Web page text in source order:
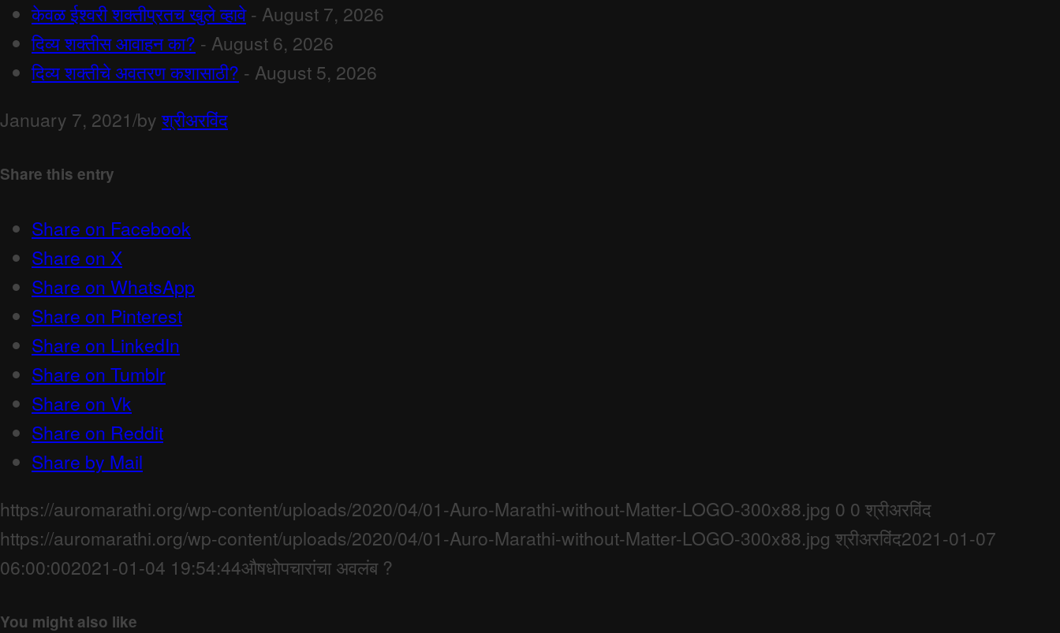
केवळ ईश्वरी शक्तीप्रतच खुले व्हावे- August 7, 2026
दिव्य शक्तीस आवाहन का? - August 6, 2026
दिव्य शक्तीचे अवतरण कशासाठी? - August 5, 2026
January 7, 2021/byश्रीअरविंद
Share this entry
Share on Facebook
Share on X
Share on WhatsApp
Share on Pinterest
Share on LinkedIn
Share on Tumblr
Share on Vk
Share on Reddit
Share by Mail
https://auromarathi.org/wp-content/uploads/2020/04/01-Auro-Marathi-without-Matter-LOGO-300x88.jpg 0 0 श्रीअरविंद
https://auromarathi.org/wp-content/uploads/2020/04/01-Auro-Marathi-without-Matter-LOGO-300x88.jpg श्रीअरविंद2021-01-07
06:00:002021-01-04 19:54:44औषधोपचारांचा अवलंब ?
You might also like